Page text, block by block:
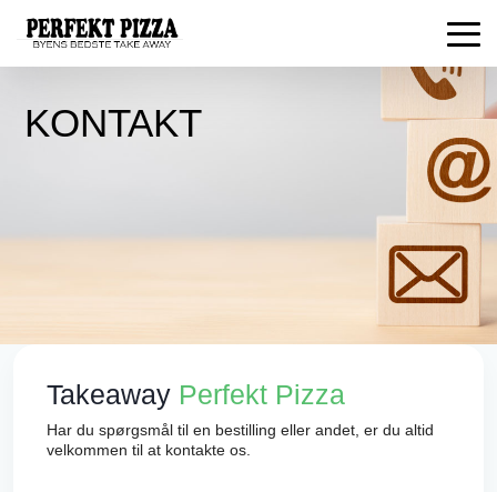
KONTAKT
Takeaway Perfekt Pizza
Har du spørgsmål til en bestilling eller andet, er du altid
velkommen til at kontakte os.